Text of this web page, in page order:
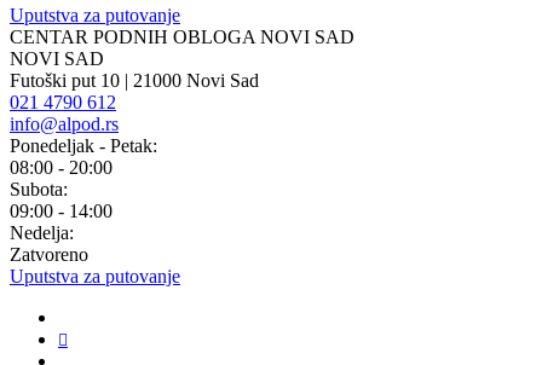
Uputstva za putovanje
CENTAR PODNIH OBLOGA NOVI SAD
NOVI SAD
Futoški put 10 | 21000 Novi Sad
021 4790 612
info@alpod.rs
Ponedeljak - Petak:
08:00 - 20:00
Subota:
09:00 - 14:00
Nedelja:
Zatvoreno
Uputstva za putovanje